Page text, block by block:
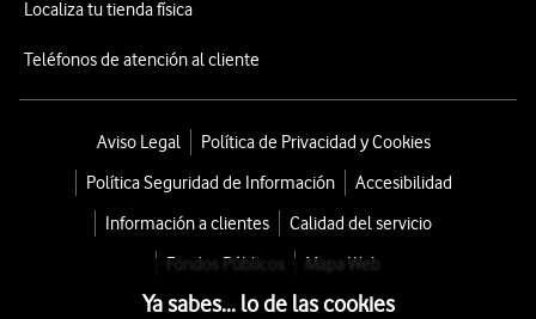
Localiza tu tienda física
Teléfonos de atención al cliente
Aviso Legal
Política de Privacidad y Cookies
Política Seguridad de Información
Accesibilidad
Información a clientes
Calidad del servicio
Fondos Públicos
Mapa Web
Ya sabes... lo de las cookies